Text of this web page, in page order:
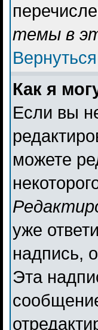
темы в
Как я
Если вы
можете
уже
надпись,
Эта